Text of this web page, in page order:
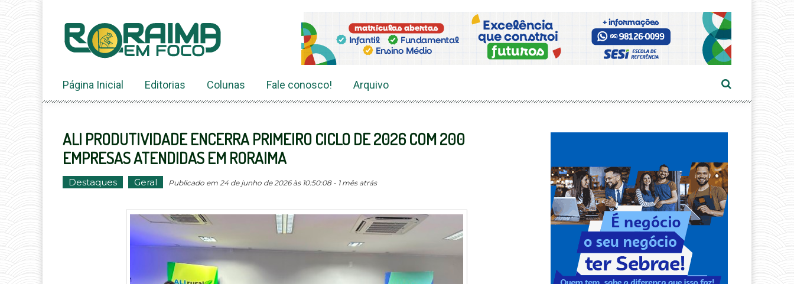
conteúdo
Página Inicial Editorias Colunas Fale conosco! Arquivo
ALI PRODUTIVIDADE ENCERRA PRIMEIRO CICLO DE 2026 COM 200
EMPRESAS ATENDIDAS EM RORAIMA
Destaques Geral Publicado em 24 de junho de 2026 às 10:50:08 - 1 mês atrás